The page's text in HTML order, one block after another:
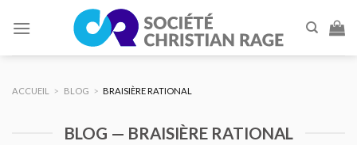
ACCUEIL > BLOG > BRAISIÈRE RATIONAL
BLOG — BRAISIÈRE RATIONAL